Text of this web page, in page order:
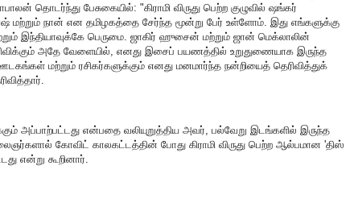
தொடர்ந்து பேசுகையில்: "கிராமி விருது பெற்ற குழுவில் ஷங்கர்
நான் என தமிழகத்தை சேர்ந்த மூன்று பேர் உள்ளோம். இது எங்களுக்கு
இந்தியாவுக்கே பெருமை. ஜாகிர் ஹுசைன் மற்றும் ஜான் மெக்லாலின்
அதே வேளையில், எனது இசைப் பயணத்தில் உறுதுணையாக இருந்த
மற்றும் ரசிகர்களுக்கும் எனது மனமார்ந்த நன்றியைத் தெரிவித்துக்
அப்பாற்பட்டது என்பதை வலியுறுத்திய அவர், பல்வேறு இடங்களில் இருந்த
கோவிட் காலகட்டத்தின் போது கிராமி விருது பெற்ற ஆல்பமான 'திஸ்
என்று கூறினார்.